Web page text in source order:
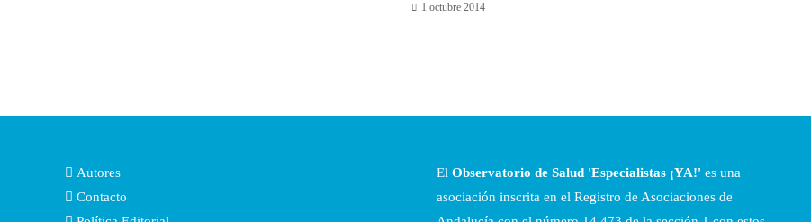
1 octubre 2014
Autores
Contacto
ElObservatorio de Salud 'Especialistas ¡YA!' es una
asociación inscrita en el Registro de Asociaciones de